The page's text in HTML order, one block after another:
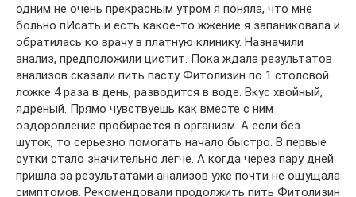
одним не очень прекрасным утром я поняла, что мне
больно пИсать и есть какое-то жжение я запаниковала и
обратилась ко врачу в платную клинику. Назначили
анализ, предположили цистит. Пока ждала результатов
анализов сказали пить пасту Фитолизин по 1 столовой
ложке 4 раза в день, разводится в воде. Вкус хвойный,
ядреный. Прямо чувствуешь как вместе с ним
оздоровление пробирается в организм. А если без
шуток, то серьезно помогать начало быстро. В первые
сутки стало значительно легче. А когда через пару дней
пришла за результатами анализов уже почти не ощущала
симптомов. Рекомендовали продолжить пить Фитолизин